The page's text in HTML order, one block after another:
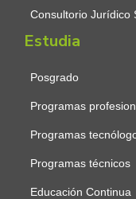
Consultorio Jurídico
Estudia
Posgrado
Programas
Programas
Programas técnicos
Educación Continua